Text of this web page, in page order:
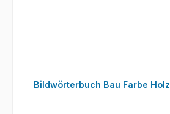
Bildwörterbuch Bau Farbe Holz